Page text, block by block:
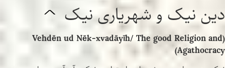
دین نیک و شهریاری نیک ^
(Vehdēn ud Nēk-xvadāyīh/ The good Religion and
Agathocracy)